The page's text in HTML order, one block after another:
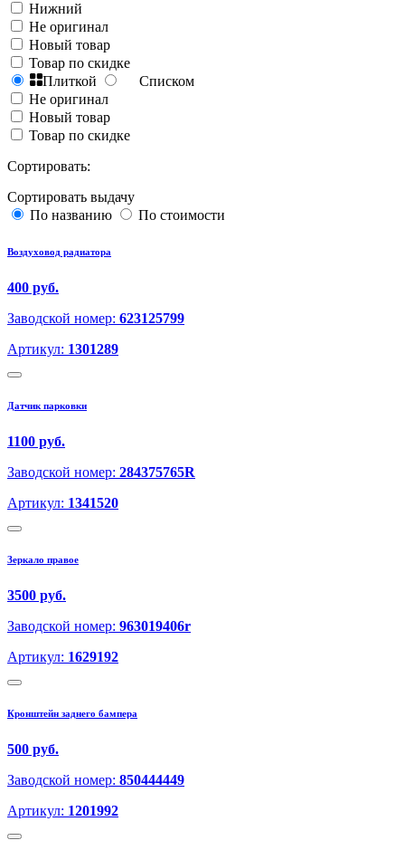
Нижний
Не оригинал
Новый товар
Товар по скидке
Плиткой
Списком
Не оригинал
Новый товар
Товар по скидке
Сортировать:
Сортировать выдачу
По названию
По стоимости
Воздуховод радиатора
400 руб.
Заводской номер: 623125799
Артикул: 1301289
Датчик парковки
1100 руб.
Заводской номер: 284375765R
Артикул: 1341520
Зеркало правое
3500 руб.
Заводской номер: 963019406r
Артикул: 1629192
Кронштейн заднего бампера
500 руб.
Заводской номер: 850444449
Артикул: 1201992